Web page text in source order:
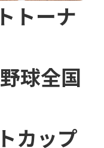
トーナ
球全国
カップ